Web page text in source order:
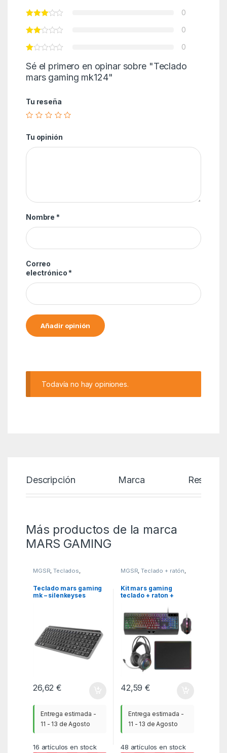
0
0
0
Sé el primero en opinar sobre "Teclado
mars gaming mk124"
Tu reseña
Tu opinión
Nombre *
Correo
electrónico *
Todavía no hay opiniones.
Descripción Marca Reseñas
Más productos de la marca
MARS GAMING
MGSR ,Teclados
Teclados
Teclado mars gaming
mk – silenkeyses
26,62€
Entrega estimada -
11 - 13 de Agosto
16 artículos en stock
MGSR ,Teclado + ratón
Teclados
Kit mars gaming
teclado + raton +
42,59€
Entrega estimada -
11 - 13 de Agosto
48 artículos en stock